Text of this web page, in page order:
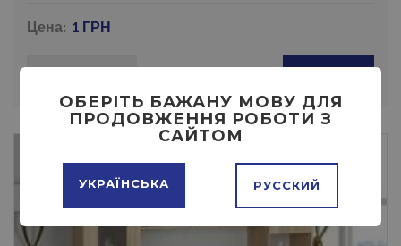
Цена: 1 ГРН
ОБЕРІТЬ БАЖАНУ МОВУ ДЛЯ
ПРОДОВЖЕННЯ РОБОТИ З
САЙТОМ
УКРАЇНСЬКА РУССКИЙ